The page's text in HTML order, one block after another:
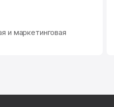
и маркетинговая